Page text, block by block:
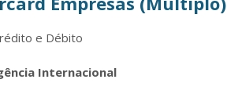
e Débito
Internacional